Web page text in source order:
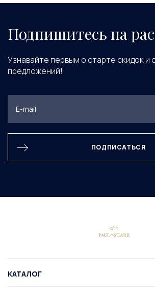
Подпишитесь на
Узнавайте первым о старте скидок и
предложений!
ПОДПИСАТЬСЯ
КАТАЛОГ